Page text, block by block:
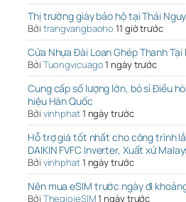
Thị trường giày bảo hộ tại Thái
Bởi trangvangbaoho 11 giờ trước
Cửa Nhựa Đài Loan Ghép Thanh
Bởi Tuongvicuago1 ngày trước
Cung cấp số lượng lớn, bỏ sỉ Điều
hiệu Hàn Quốc
Bởi vinhphat1 ngày trước
Hỗ trợ giá tốt nhất cho công trình
DAIKIN FVFC Inverter, Xuất xứ
Bởi vinhphat1 ngày trước
Nên mua eSIM trước ngày đi
Bởi ThegioieSIM1 ngày trước